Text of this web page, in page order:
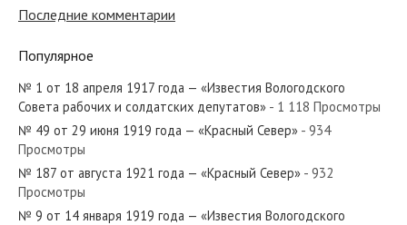
№ 249 от октября 1965 года — «Красный Север»
№ 285 от декабря 1925 года — «Красный Север»
Последние комментарии
Популярное
№ 1 от 18 апреля 1917 года — «Известия Вологодского
Совета рабочих и солдатских депутатов» - 1 118 Просмотры
№ 49 от 29 июня 1919 года — «Красный Север» - 934
Просмотры
№ 187 от августа 1921 года — «Красный Север» - 932
Просмотры
№ 9 от 14 января 1919 года — «Известия Вологодского